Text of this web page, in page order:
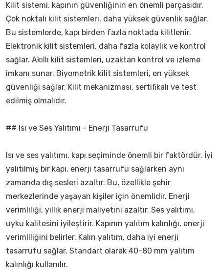
Kilit sistemi, kapının güvenliğinin en önemli parçasıdır.
Çok noktalı kilit sistemleri, daha yüksek güvenlik sağlar.
Bu sistemlerde, kapı birden fazla noktada kilitlenir.
Elektronik kilit sistemleri, daha fazla kolaylık ve kontrol
sağlar. Akıllı kilit sistemleri, uzaktan kontrol ve izleme
imkanı sunar. Biyometrik kilit sistemleri, en yüksek
güvenliği sağlar. Kilit mekanizması, sertifikalı ve test
edilmiş olmalıdır.
## Isı ve Ses Yalıtımı - Enerji Tasarrufu
Isı ve ses yalıtımı, kapı seçiminde önemli bir faktördür. İyi
yalıtılmış bir kapı, enerji tasarrufu sağlarken aynı
zamanda dış sesleri azaltır. Bu, özellikle şehir
merkezlerinde yaşayan kişiler için önemlidir. Enerji
verimliliği, yıllık enerji maliyetini azaltır. Ses yalıtımı,
uyku kalitesini iyileştirir. Kapının yalıtım kalınlığı, enerji
verimliliğini belirler. Kalın yalıtım, daha iyi enerji
tasarrufu sağlar. Standart olarak 40-80 mm yalıtım
kalınlığı kullanılır.